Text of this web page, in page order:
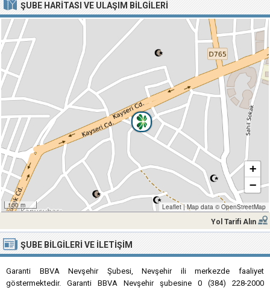
ŞUBE HARITASI VE ULAŞIM BILGILERI
100 m
+
−
Leaflet |Map data © OpenStreetMap
Yol Tarifi Alın
ŞUBE BILGILERI VE İLETIŞIM
Garanti BBVA Nevşehir Şubesi, Nevşehir ili merkezde faaliyet
göstermektedir. Garanti BBVA Nevşehir şubesine 0 (384) 228-2000